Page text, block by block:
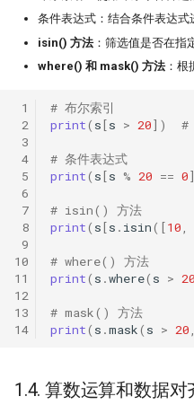
条件表达式：结合条件表达式
isin() 方法：筛选值是否在指
where() 和 mask() 方法：根
1
2
3
4
5
6
7
8
9
10
11
12
13
14
# 布尔索引
print( s[s > 20]) #
# 条件表达式
print( s[s % 20 == 0
# isin() 方法
print( s[s . isin([10
# where() 方法
print( s .where( s > 20
# mask() 方法
print( s .mask( s > 20
1.4. 算数运算和数据对